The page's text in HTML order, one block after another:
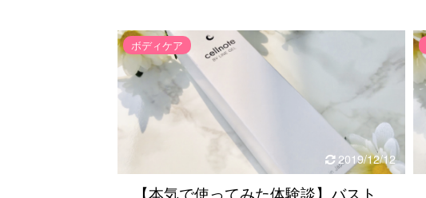
2019/12/12
ボディケア
【本気で使ってみた体験談】バスト